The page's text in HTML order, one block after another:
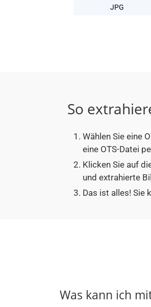
JPG
So
Wählen Sie eine
eine OTS-Datei
Klicken Sie auf
und extrahierte
Das ist alles! Sie
Was kann ich